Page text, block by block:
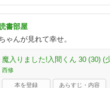
書部屋
ゃんが見れて幸せ。
魔入りました!入間くん 30 (30) (
西修
本を登録 あらすじ・内容